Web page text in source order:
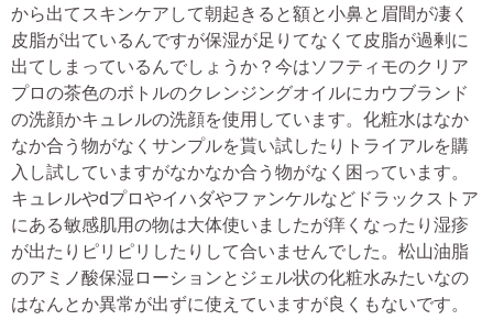
から出てスキンケアして朝起きると額と小鼻と眉間が凄く
皮脂が出ているんですが保湿が足りてなくて皮脂が過剰に
出てしまっているんでしょうか？今はソフティモのクリア
プロの茶色のボトルのクレンジングオイルにカウブランド
の洗顔かキュレルの洗顔を使用しています。化粧水はなか
なか合う物がなくサンプルを貰い試したりトライアルを購
入し試していますがなかなか合う物がなく困っています。
キュレルやdプロやイハダやファンケルなどドラックストア
にある敏感肌用の物は大体使いましたが痒くなったり湿疹
が出たりピリピリしたりして合いませんでした。松山油脂
のアミノ酸保湿ローションとジェル状の化粧水みたいなの
はなんとか異常が出ずに使えていますが良くもないです。